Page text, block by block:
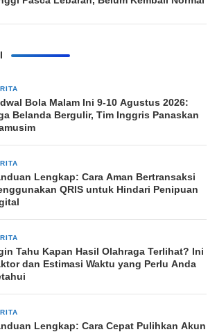
Bola Malam Ini 9-10 Agustus 2026:
Belanda Bergulir, Tim Inggris Panaskan
Lengkap: Cara Aman Bertransaksi
QRIS untuk Hindari Penipuan
Tahu Kapan Hasil Olahraga Terlihat? Ini
dan Estimasi Waktu yang Perlu Anda
Lengkap: Cara Cepat Pulihkan Akun